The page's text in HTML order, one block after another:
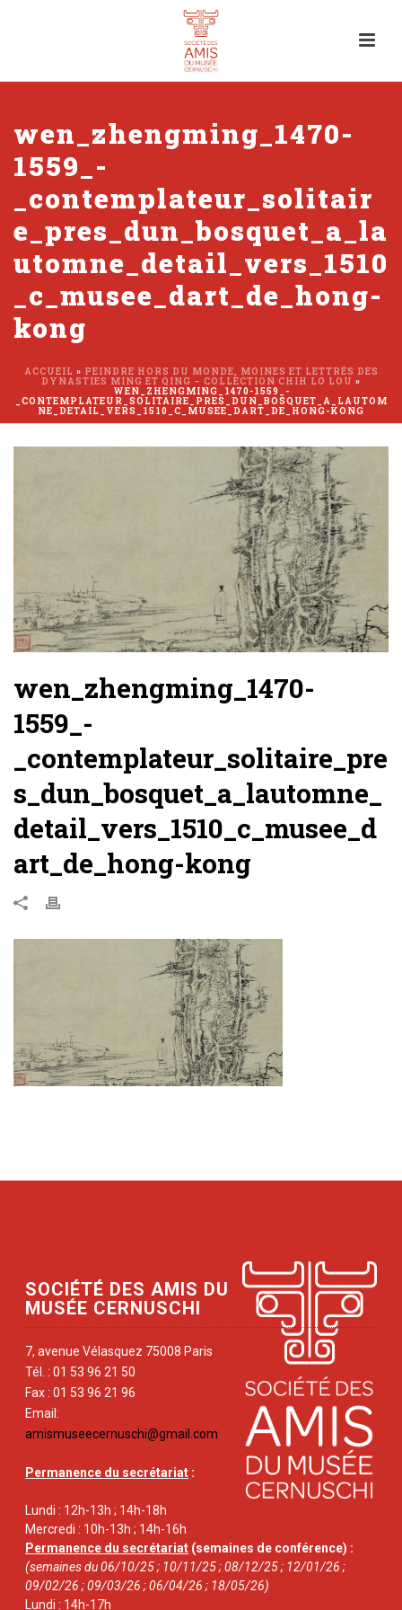
wen_zhengming_1470-
1559_-
_contemplateur_solitair
e_pres_dun_bosquet_a_la
utomne_detail_vers_1510
_c_musee_dart_de_hong-
kong
ACCUEIL » PEINDRE HORS DU MONDE, MOINES ET LETTRÉS DES
DYNASTIES MING ET QING – COLLECTION CHIH LO LOU »
WEN_ZHENGMING_1470-1559_-
_CONTEMPLATEUR_SOLITAIRE_PRES_DUN_BOSQUET_A_LAUTOM
NE_DETAIL_VERS_1510_C_MUSEE_DART_DE_HONG-KONG
wen_zhengming_1470-
1559_-
_contemplateur_solitaire_pre
s_dun_bosquet_a_lautomne_
detail_vers_1510_c_musee_d
art_de_hong-kong
SOCIÉTÉ DES AMIS DU
MUSÉE CERNUSCHI
7, avenue Vélasquez 75008 Paris
Tél. : 01 53 96 21 50
Fax : 01 53 96 21 96
Email:
amismuseecernuschi@gmail.com
Permanence du secrétariat :
Lundi : 12h-13h ; 14h-18h
Mercredi : 10h-13h ; 14h-16h
Permanence du secrétariat (semaines de conférence) :
(semaines du 06/10/25 ; 10/11/25 ; 08/12/25 ; 12/01/26 ;
09/02/26 ; 09/03/26 ; 06/04/26 ; 18/05/26)
Lundi : 14h-17h